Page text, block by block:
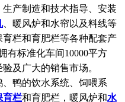
产制造和技术指导、安装
、暖风炉和水帘以及料线等
栏和育肥栏等各种配套产
有标准化车间10000平方
及广大的销售市场。
鸭的饮水系统、饲喂系
育栏和育肥栏，暖风炉和水